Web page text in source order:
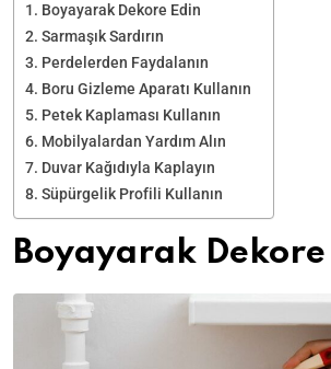
Boyayarak Dekore Edin
Sarmaşık Sardırın
Perdelerden Faydalanın
Boru Gizleme Aparatı Kullanın
Petek Kaplaması Kullanın
Mobilyalardan Yardım Alın
Duvar Kağıdıyla Kaplayın
Süpürgelik Profili Kullanın
Boyayarak Dekore